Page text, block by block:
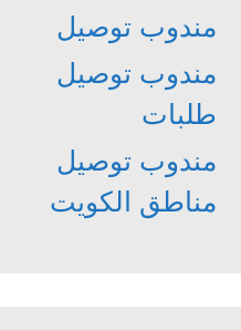
مندوب توصيل
مندوب توصيل
طلبات
مندوب توصيل
مناطق الكويت